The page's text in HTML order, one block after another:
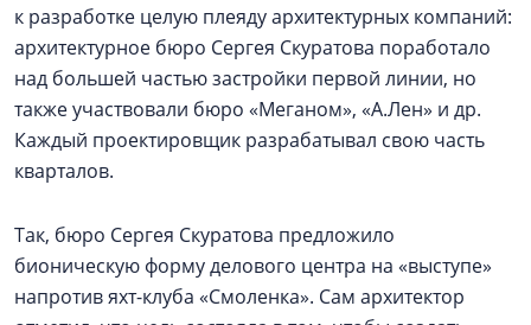
к разработке целую плеяду архитектурных компаний:
архитектурное бюро Сергея Скуратова поработало
над большей частью застройки первой линии, но
также участвовали бюро «Меганом», «А.Лен» и др.
Каждый проектировщик разрабатывал свою часть
кварталов.
Так, бюро Сергея Скуратова предложило
бионическую форму делового центра на «выступе»
напротив яхт-клуба «Смоленка». Сам архитектор